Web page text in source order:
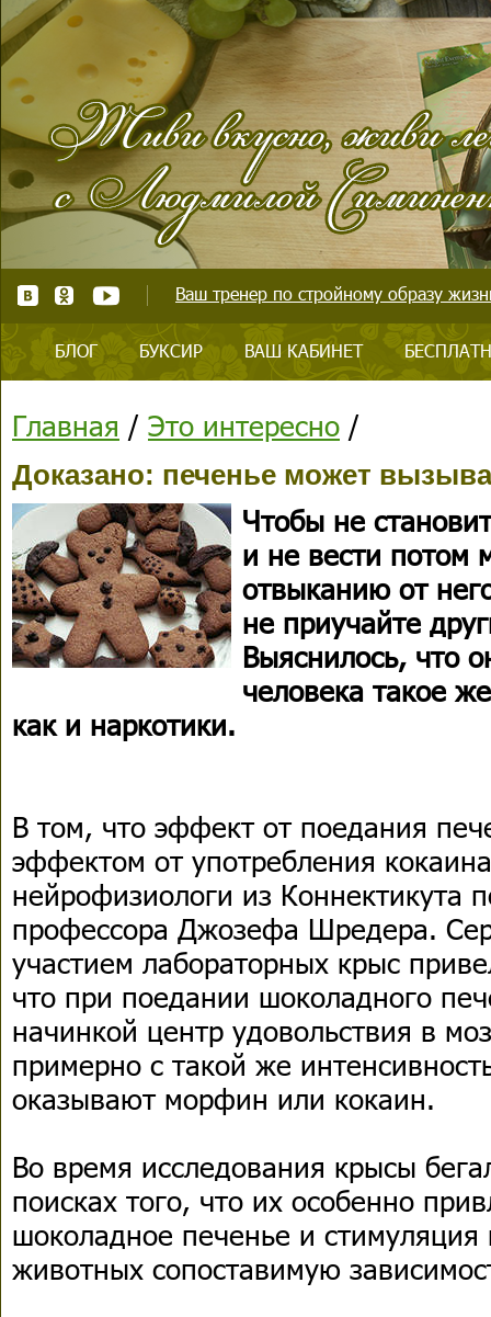
Ваш тренер по стройному образу
БЛОГ БУКСИР ВАШ КАБИНЕТ
Главная / Это интересно /
Доказано: печенье может
Чтобы не
и не вести потом
отвыканию от
не приучайте
Выяснилось, что
человека такое
как и наркотики.
В том, что эффект от поедания
эффектом от употребления
нейрофизиологи из Коннектикута
профессора Джозефа Шредера.
участием лабораторных крыс
что при поедании шоколадного
начинкой центр удовольствия в
примерно с такой же
оказывают морфин или кокаин.
Во время исследования крысы
поисках того, что их особенно
шоколадное печенье и
животных сопоставимую